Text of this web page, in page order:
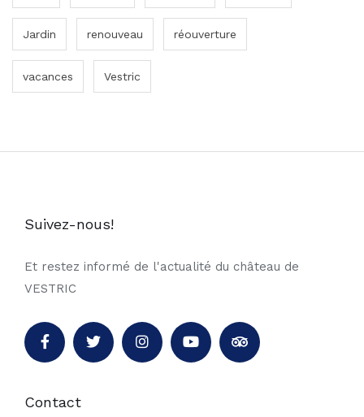
Jardin renouveau réouverture
vacances Vestric
Suivez-nous!
Et restez informé de l'actualité du château de
VESTRIC
Contact